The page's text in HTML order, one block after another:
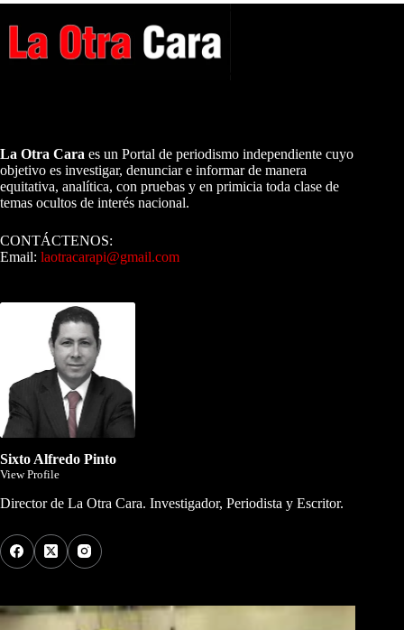
La Otra Cara es un Portal de periodismo independiente cuyo
objetivo es investigar, denunciar e informar de manera
equitativa, analítica, con pruebas y en primicia toda clase de
temas ocultos de interés nacional.
CONTÁCTENOS:
Email: laotracarapi@gmail.com
Sixto Alfredo Pinto
View Profile
Director de La Otra Cara. Investigador, Periodista y Escritor.